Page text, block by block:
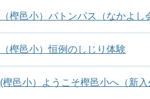
（樫邑小）バトンパス（なかよし
（樫邑小）恒例のしじり体験
(樫邑小）ようこそ樫邑小へ（新入